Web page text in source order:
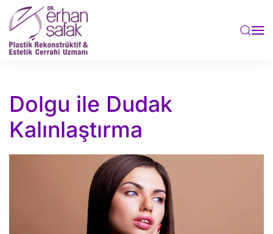
Skip to main content
Dolgu ile Dudak
Kalınlaştırma